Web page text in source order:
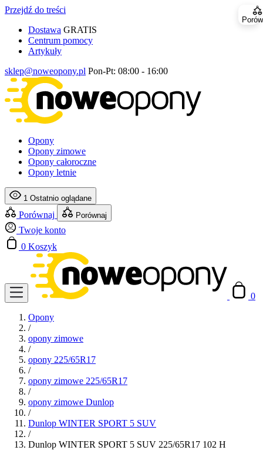
Przejdź do treści
Dostawa GRATIS
Centrum pomocy
Artykuły
sklep@noweopony.pl Pon-Pt: 08:00 - 16:00
Opony
Opony zimowe
Opony całoroczne
Opony letnie
1 Ostatnio oglądane
Porównaj Porównaj
Twoje konto
0 Koszyk
0
Opony
/
opony zimowe
/
opony 225/65R17
/
opony zimowe 225/65R17
/
opony zimowe Dunlop
/
Dunlop WINTER SPORT 5 SUV
/
Dunlop WINTER SPORT 5 SUV 225/65R17 102 H